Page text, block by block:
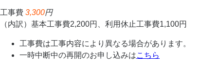
工事費 3,300円
（内訳）基本工事費2,200円、利用休止工事費1,100円
工事費は工事内容により異なる場合があります。
一時中断中の再開のお申し込みはこちら